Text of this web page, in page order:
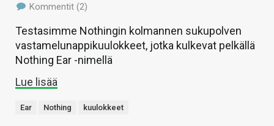
Kommentit (2)
Testasimme Nothingin kolmannen sukupolven
vastamelunappikuulokkeet, jotka kulkevat pelkällä
Nothing Ear -nimellä
Lue lisää
Ear Nothing kuulokkeet